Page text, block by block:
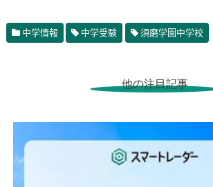
中学情報 中学受験 須磨学園中学校
他の注目記事